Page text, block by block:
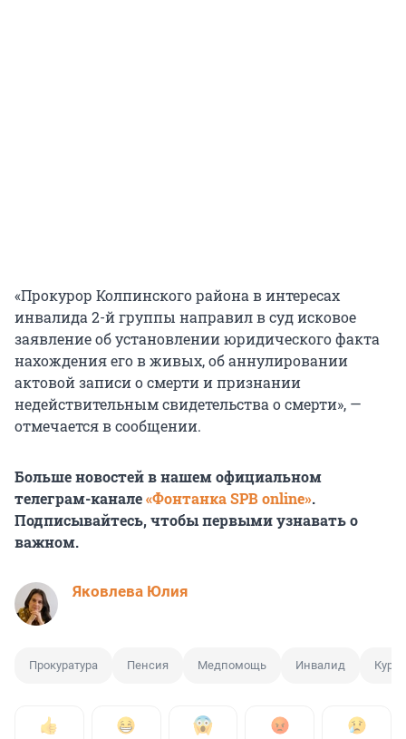
«Прокурор Колпинского района в интересах
инвалида 2-й группы направил в суд исковое
заявление об установлении юридического факта
нахождения его в живых, об аннулировании
актовой записи о смерти и признании
недействительным свидетельства о смерти», —
отмечается в сообщении.
Больше новостей в нашем официальном
телеграм-канале«Фонтанка SPB online».
Подписывайтесь, чтобы первыми узнавать о
важном.
Яковлева Юлия
Прокуратура Пенсия Медпомощь Инвалид